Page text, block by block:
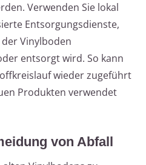
Verwenden Sie lokal
Entsorgungsdienste,
Vinylboden
entsorgt wird. So kann
wieder zugeführt
Produkten verwendet
von Abfall